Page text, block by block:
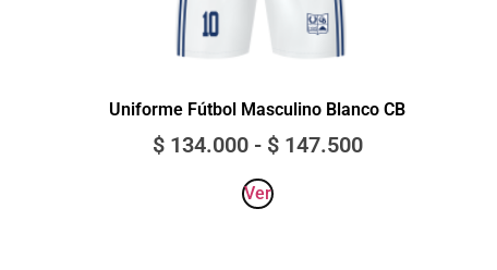
Uniforme Fútbol Masculino Blanco CB
$134.000 - $147.500
Ver